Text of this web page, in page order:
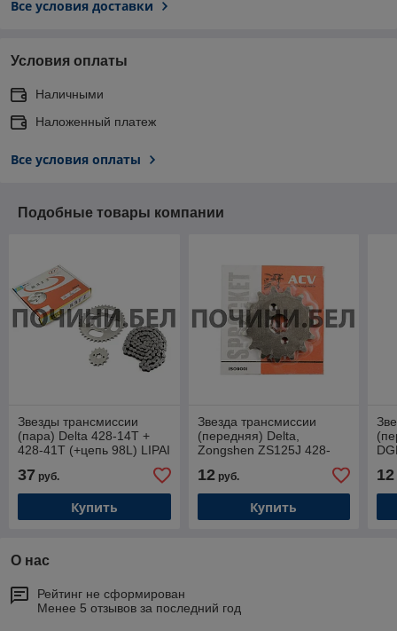
Все условия доставки
Условия оплаты
Наличными
Наложенный платеж
Все условия оплаты
Подобные товары компании
Звезды трансмиссии
(пара) Delta 428-14T +
428-41T (+цепь 98L) LIPAI
37 руб.
Купить
Звезда трансмиссии
(передняя) Delta,
Zongshen ZS125J 428-
12руб.
Купить
12
О нас
Рейтинг не сформирован
Менее 5 отзывов за последний год